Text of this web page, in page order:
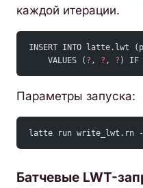
каждой итерации.
INSERT INTO latte.lwt
    VALUES (
? , ? , ? ) IF
Параметры запуска:
latte run write_lwt.rn -
Батчевые LWT-